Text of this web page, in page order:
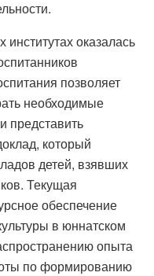
оказалась
позволяет
необходимые
представить
который
детей, взявших
Текущая
обеспечение
в юннатском
опыта
по формированию